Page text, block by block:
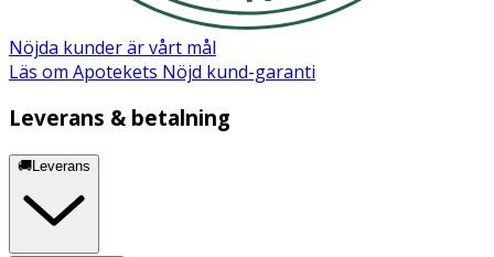
Nöjda kunder är vårt mål
Läs om Apotekets Nöjd kund-garanti
Leverans & betalning
🚚Leverans